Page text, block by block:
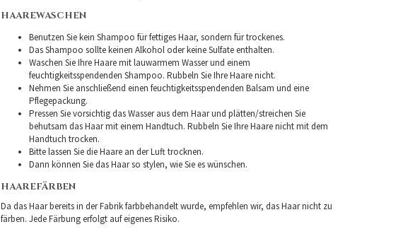
HAAREWASCHEN
Benutzen Sie kein Shampoo für fettiges Haar, sondern für trockenes.
Das Shampoo sollte keinen Alkohol oder keine Sulfate enthalten.
Waschen Sie Ihre Haare mit lauwarmem Wasser und einem
feuchtigkeitsspendenden Shampoo. Rubbeln Sie Ihre Haare nicht.
Nehmen Sie anschließend einen feuchtigkeitsspendenden Balsam und eine
Pflegepackung.
Pressen Sie vorsichtig das Wasser aus dem Haar und plätten/streichen Sie
behutsam das Haar mit einem Handtuch. Rubbeln Sie Ihre Haare nicht mit dem
Handtuch trocken.
Bitte lassen Sie die Haare an der Luft trocknen.
Dann können Sie das Haar so stylen, wie Sie es wünschen.
HAAREFÄRBEN
Da das Haar bereits in der Fabrik farbbehandelt wurde, empfehlen wir, das Haar nicht zu
färben. Jede Färbung erfolgt auf eigenes Risiko.